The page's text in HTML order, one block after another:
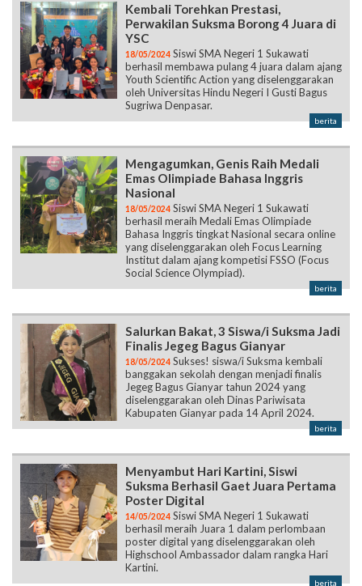
Kembali Torehkan Prestasi,
Perwakilan Suksma Borong 4 Juara di
YSC
18/05/2024 Siswi SMA Negeri 1 Sukawati
berhasil membawa pulang 4 juara dalam ajang
Youth Scientific Action yang diselenggarakan
oleh Universitas Hindu Negeri I Gusti Bagus
Sugriwa Denpasar.
berita
Mengagumkan, Genis Raih Medali
Emas Olimpiade Bahasa Inggris
Nasional
18/05/2024 Siswi SMA Negeri 1 Sukawati
berhasil meraih Medali Emas Olimpiade
Bahasa Inggris tingkat Nasional secara online
yang diselenggarakan oleh Focus Learning
Institut dalam ajang kompetisi FSSO (Focus
Social Science Olympiad).
berita
Salurkan Bakat, 3 Siswa/i Suksma Jadi
Finalis Jegeg Bagus Gianyar
18/05/2024 Sukses! siswa/i Suksma kembali
banggakan sekolah dengan menjadi finalis
Jegeg Bagus Gianyar tahun 2024 yang
diselenggarakan oleh Dinas Pariwisata
Kabupaten Gianyar pada 14 April 2024.
berita
Menyambut Hari Kartini, Siswi
Suksma Berhasil Gaet Juara Pertama
Poster Digital
14/05/2024 Siswi SMA Negeri 1 Sukawati
berhasil meraih Juara 1 dalam perlombaan
poster digital yang diselenggarakan oleh
Highschool Ambassador dalam rangka Hari
Kartini.
berita